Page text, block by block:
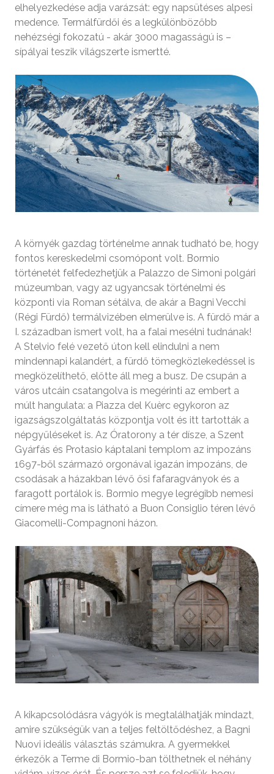
elhelyezkedése adja varázsát: egy napsütéses alpesi
medence. Termálfürdői és a legkülönbözőbb
nehézségi fokozatú - akár 3000 magasságú is –
sípályai teszik világszerte ismertté.
A környék gazdag történelme annak tudható be, hogy
fontos kereskedelmi csomópont volt. Bormio
történetét felfedezhetjük a Palazzo de Simoni polgári
múzeumban, vagy az ugyancsak történelmi és
központi via Roman sétálva, de akár a Bagni Vecchi
(Régi Fürdő) termálvizében elmerülve is. A fürdő már a
I. században ismert volt, ha a falai mesélni tudnának!
A Stelvio felé vezető úton kell elindulni a nem
mindennapi kalandért, a fürdő tömegközlekedéssel is
megközelíthető, előtte áll meg a busz. De csupán a
város utcáin csatangolva is megérinti az embert a
múlt hangulata: a Piazza del Kuèrc egykoron az
igazságszolgáltatás központja volt és itt tartották a
népgyűléseket is. Az Óratorony a tér dísze, a Szent
Gyárfás és Protasio káptalani templom az impozáns
1697-ből származó orgonával igazán impozáns, de
csodásak a házakban lévő ősi fafaragványok és a
faragott portálok is. Bormio megye legrégibb nemesi
címere még ma is látható a Buon Consiglio téren lévő
Giacomelli-Compagnoni házon.
A kikapcsolódásra vágyók is megtalálhatják mindazt,
amire szükségük van a teljes feltöltődéshez, a Bagni
Nuovi ideális választás számukra. A gyermekkel
érkezők a Terme di Bormio-ban tölthetnek el néhány